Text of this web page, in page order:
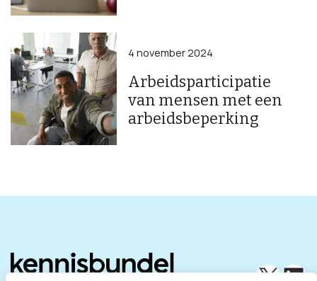
Arbeidsparticipatie
van mensen met een
arbeidsbeperking
4 november 2024